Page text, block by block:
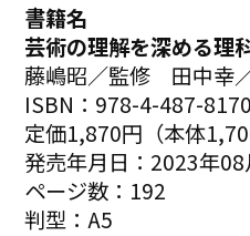
書籍名
芸術の理解を深める理
藤嶋昭／監修 田中幸
ISBN：978-4-487-
定価1,870円（本体
発売年月日：2023年08
ページ数：192
判型：A5